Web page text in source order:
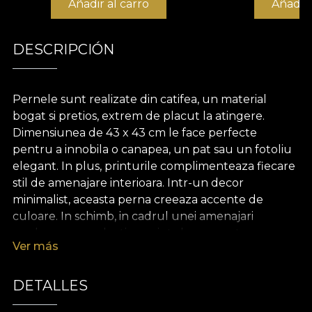
Añadir al carro Añadir
DESCRIPCIÓN
Pernele sunt realizate din catifea, un material
bogat si pretios, extrem de placut la atingere.
Dimensiunea de 43 x 43 cm le face perfecte
pentru a innobila o canapea, un pat sau un fotoliu
elegant. In plus, printurile complimenteaza fiecare
stil de amenajare interioara. Intr-un decor
minimalist, aceasta perna creeaza accente de
culoare. In schimb, in cadrul unei amenajari
moderne sau eclectice, printul se conecteaza
cromatic la celelalte textile si decoratiuni, pentru
Casa de design VLAdiLA ofera clientilor ocazia de a
Ver más
DETALLES